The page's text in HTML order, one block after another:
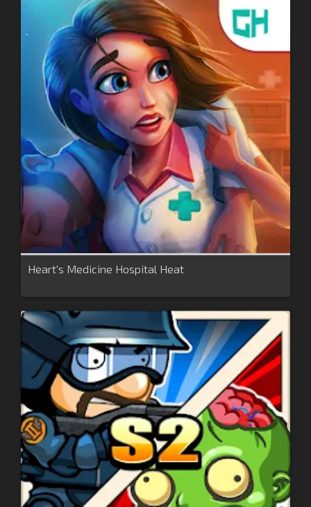
Heart's Medicine Hospital Heat